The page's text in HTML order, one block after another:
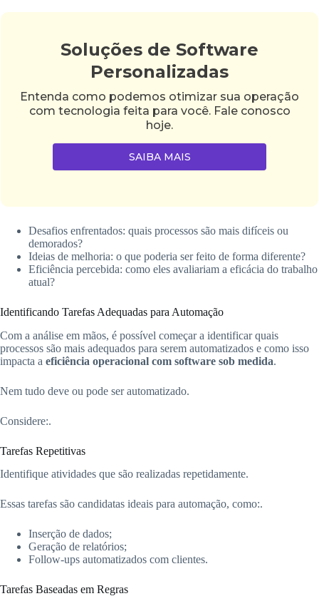
Soluções de Software
Personalizadas
Entenda como podemos otimizar sua operação
com tecnologia feita para você. Fale conosco
hoje.
SAIBA MAIS
Desafios enfrentados: quais processos são mais difíceis ou
demorados?
Ideias de melhoria: o que poderia ser feito de forma diferente?
Eficiência percebida: como eles avaliariam a eficácia do trabalho
atual?
Identificando Tarefas Adequadas para Automação
Com a análise em mãos, é possível começar a identificar quais
processos são mais adequados para serem automatizados e como isso
impacta a eficiência operacional com software sob medida.
Nem tudo deve ou pode ser automatizado.
Considere:.
Tarefas Repetitivas
Identifique atividades que são realizadas repetidamente.
Essas tarefas são candidatas ideais para automação, como:.
Inserção de dados;
Geração de relatórios;
Follow-ups automatizados com clientes.
Tarefas Baseadas em Regras